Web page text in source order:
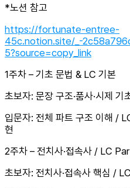
*노션 참고
https://fortunate-entree-
45c.notion.site/_-
5?source=copy_link
1주차 – 기초 문법 & LC 기본
초보자: 문장 구조·품사·시제
입문자: 전체 파트 구조 이해 /
현
2주차 – 전치사·접속사 / LC
초보자: 전치사·접속사 핵심 /